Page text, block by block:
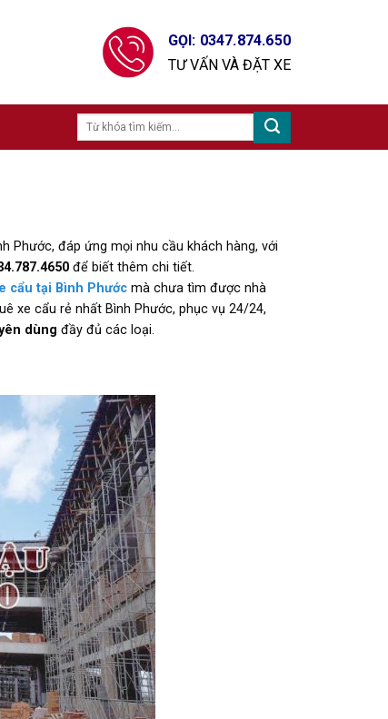
GỌI: 0347.874.650
TƯ VẤN VÀ ĐẶT XE
Phước, đáp ứng mọi nhu cầu khách hàng, với
để biết thêm chi tiết.
cẩu tại Bình Phướcmà chưa tìm được nhà
xe cẩu rẻ nhất Bình Phước, phục vụ 24/24,
dùng đầy đủ các loại.